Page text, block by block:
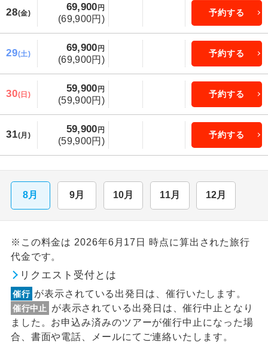
28(金)
69,900 円
(69,900円)
予約する
29(土)
69,900 円
(69,900円)
予約する
30(日)
59,900 円
(59,900円)
予約する
31(月)
59,900 円
(59,900円)
予約する
8月 9月 10月 11月 12月
※この料金は 2026年6月17日 時点に算出された旅行
代金です。
リクエスト受付とは
催行 が表示されている出発日は、催行いたします。
催行中止
が表示されている出発日は、催行中止となり
ました。お申込み済みのツアーが催行中止になった場
合、書面や電話、メールにてご連絡いたします。